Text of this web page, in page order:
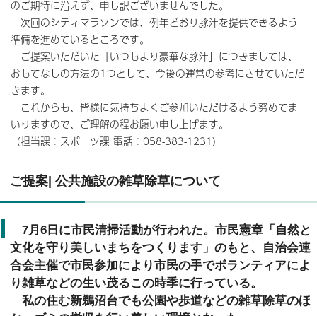
のご期待に沿えず、申し訳ございませんでした。
次回のシティマラソンでは、例年どおり豚汁を提供できるよう
準備を進めているところです。
ご提案いただいた「いつもより豪華な豚汁」につきましては、
おもてなしの方法の1つとして、今後の運営の参考にさせていただ
きます。
これからも、皆様に気持ちよくご参加いただけるよう努めてま
いりますので、ご理解の程お願い申し上げます。
（担当課：スポーツ課 電話：058-383-1231）
ご提案| 公共施設の雑草除草について
7月6日に市民清掃活動が行われた。市民憲章「自然と
文化を守り美しいまちをつくります」のもと、自治会連
合会主催で市民参加により市民の手でボランティアによ
り雑草などの生い茂るこの時季に行っている。
私の住む新鵜沼台でも公園や歩道などの雑草除草のほ